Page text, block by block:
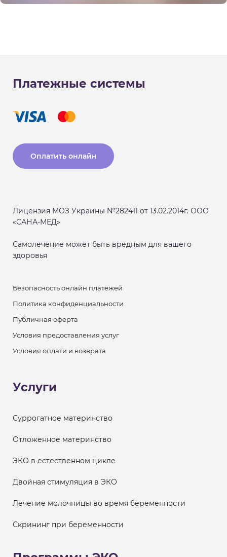
Платежные системы
Оплатить онлайн
Лицензия МОЗ Украины №282411 от 13.02.2014г. ООО
«САНА-МЕД»
Самолечение может быть вредным для вашего
здоровья
Безопасность онлайн платежей
Политика конфиденциальности
Публичная оферта
Условия предоставления услуг
Условия оплати и возврата
Услуги
Суррогатное материнство
Отложенное материнство
ЭКО в естественном цикле
Двойная стимуляция в ЭКО
Лечение молочницы во время беременности
Скрининг при беременности